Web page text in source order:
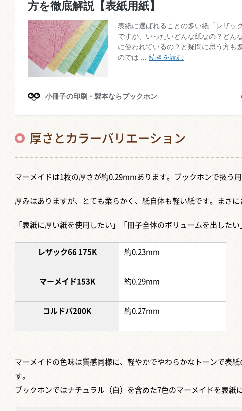
厚さとカラーバリエーション
マーメイドは1枚の厚さが約0.29mmあります。ブックホンで扱う
厚みはありますが、とても柔らかく、紙自体も軽い紙です。まさ
「表紙に厚い紙を使用したい」「冊子全体のボリュームを出した
レザック66 175K 約0.23mm
マーメイド153K 約0.29mm
コルドバ200K 約0.27mm
マーメイドの色味は質感同様に、軽やかでやわらかなトーンで表
す。
ブックホンではナチュラル（白）を含めた7色のマーメイドを表紙